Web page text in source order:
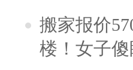
搬家报价
楼！女子